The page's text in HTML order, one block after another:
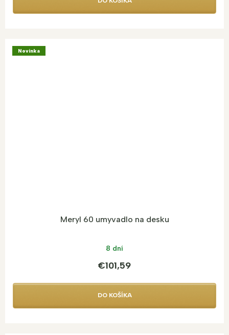
Novinka
Meryl 60 umyvadlo na desku
8 dní
€101,59
DO KOŠÍKA